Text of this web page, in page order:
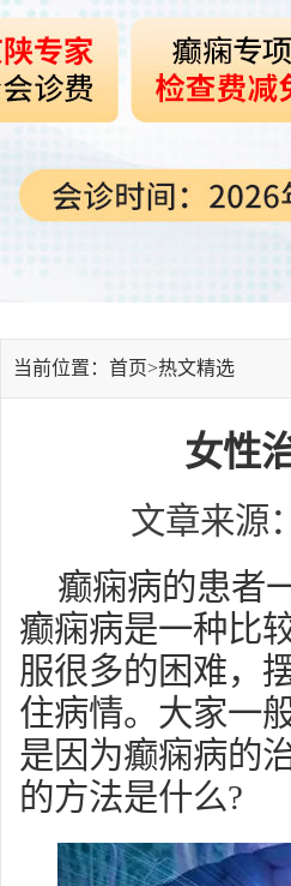
当前位置：首页>热文精选
女性
文章来源
癫痫病的患者
癫痫病是一种比
服很多的困难，
住病情。大家一
是因为癫痫病的
的方法是什么?